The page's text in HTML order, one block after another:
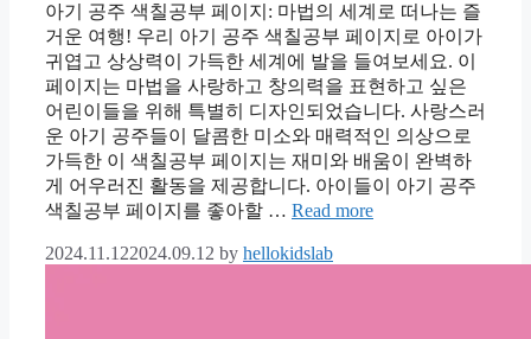
아기 공주 색칠공부 페이지: 마법의 세계로 떠나는 즐
거운 여행! 우리 아기 공주 색칠공부 페이지로 아이가
귀엽고 상상력이 가득한 세계에 발을 들여보세요. 이
페이지는 마법을 사랑하고 창의력을 표현하고 싶은
어린이들을 위해 특별히 디자인되었습니다. 사랑스러
운 아기 공주들이 달콤한 미소와 매력적인 의상으로
가득한 이 색칠공부 페이지는 재미와 배움이 완벽하
게 어우러진 활동을 제공합니다. 아이들이 아기 공주
색칠공부 페이지를 좋아할 … Read more
2024.11.122024.09.12 by hellokidslab